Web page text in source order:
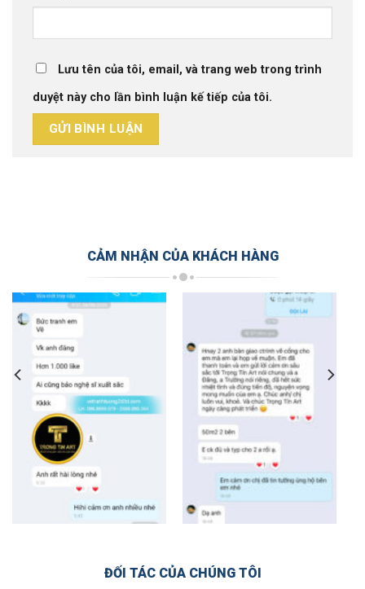
Lưu tên của tôi, email, và trang web trong trình
duyệt này cho lần bình luận kế tiếp của tôi.
CẢM NHẬN CỦA KHÁCH HÀNG
ĐỐI TÁC CỦA CHÚNG TÔI